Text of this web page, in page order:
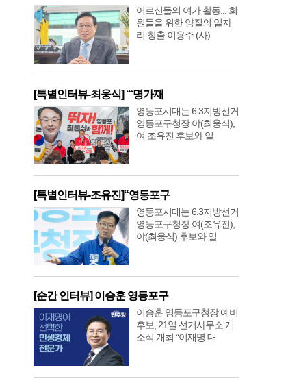
어르신들의 여가 활동... 회
원들을 위한 양질의 일자
리 창출 이용주 (사)
[특별인터뷰-최웅식] “‘명가재
영등포시대는 6.3지방선거
영등포구청장 야(최웅식),
여 조유진 후보와 일
[특별인터뷰-조유진]“영등포구
영등포시대는 6.3지방선거
영등포구청장 여(조유진),
야(최웅식) 후보와 일
[순간 인터뷰] 이승훈 영등포구
이승훈 영등포구청장 예비
후보, 21일 선거사무소 개
소식 개최 “이재명 대